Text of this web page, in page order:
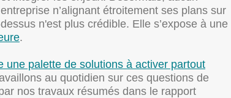
n’alignant étroitement ses plans sur
n'est plus crédible. Elle s’expose à une
.
une palette de solutions à activer partout
au quotidien sur ces questions de
nos travaux résumés dans le rapport